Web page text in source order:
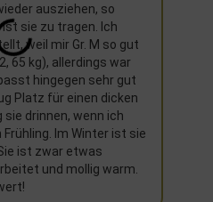
ausziehen, so
sie zu tragen. Ich
weil mir Gr. M so gut
65 kg), allerdings war
hingegen sehr gut
Platz für einen dicken
sie drinnen, wenn ich
Im Winter ist sie
ist zwar etwas
und mollig warm.